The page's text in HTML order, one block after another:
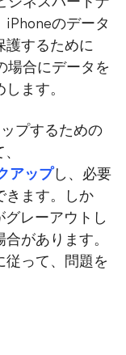
iPhoneのデータ
護するために
場合にデータを
ます。
プするための
アップし、必要
きます。しか
グレーアウトし
があります。
従って、問題を